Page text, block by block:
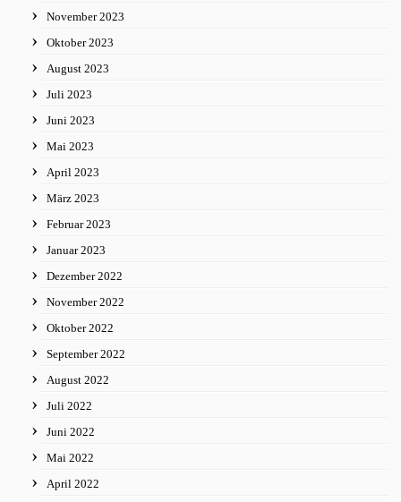
November 2023
Oktober 2023
August 2023
Juli 2023
Juni 2023
Mai 2023
April 2023
März 2023
Februar 2023
Januar 2023
Dezember 2022
November 2022
Oktober 2022
September 2022
August 2022
Juli 2022
Juni 2022
Mai 2022
April 2022